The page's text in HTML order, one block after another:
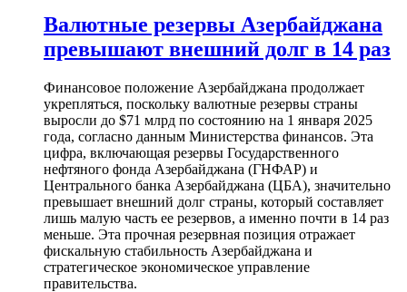
Валютные резервы Азербайджана
превышают внешний долг в 14 раз
Финансовое положение Азербайджана продолжает
укрепляться, поскольку валютные резервы страны
выросли до $71 млрд по состоянию на 1 января 2025
года, согласно данным Министерства финансов. Эта
цифра, включающая резервы Государственного
нефтяного фонда Азербайджана (ГНФАР) и
Центрального банка Азербайджана (ЦБА), значительно
превышает внешний долг страны, который составляет
лишь малую часть ее резервов, а именно почти в 14 раз
меньше. Эта прочная резервная позиция отражает
фискальную стабильность Азербайджана и
стратегическое экономическое управление
правительства.